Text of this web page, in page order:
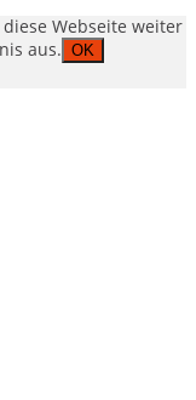
Webseite weiter
aus. OK